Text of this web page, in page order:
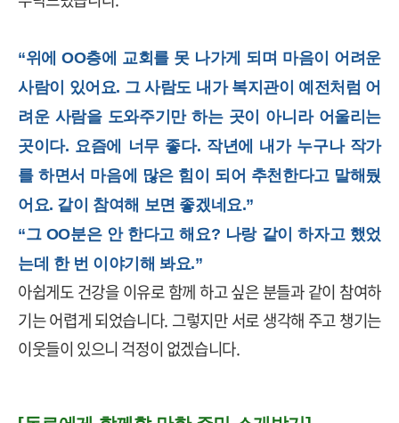
“위에 OO층에 교회를 못 나가게 되며 마음이 어려운
사람이 있어요. 그 사람도 내가 복지관이 예전처럼 어
려운 사람을 도와주기만 하는 곳이 아니라 어울리는
곳이다. 요즘에 너무 좋다. 작년에 내가 누구나 작가
를 하면서 마음에 많은 힘이 되어 추천한다고 말해뒀
어요. 같이 참여해 보면 좋겠네요.”
“그 OO분은 안 한다고 해요? 나랑 같이 하자고 했었
는데 한 번 이야기해 봐요.”
아쉽게도 건강을 이유로 함께 하고 싶은 분들과 같이 참여하
기는 어렵게 되었습니다. 그렇지만 서로 생각해 주고 챙기는
이웃들이 있으니 걱정이 없겠습니다.